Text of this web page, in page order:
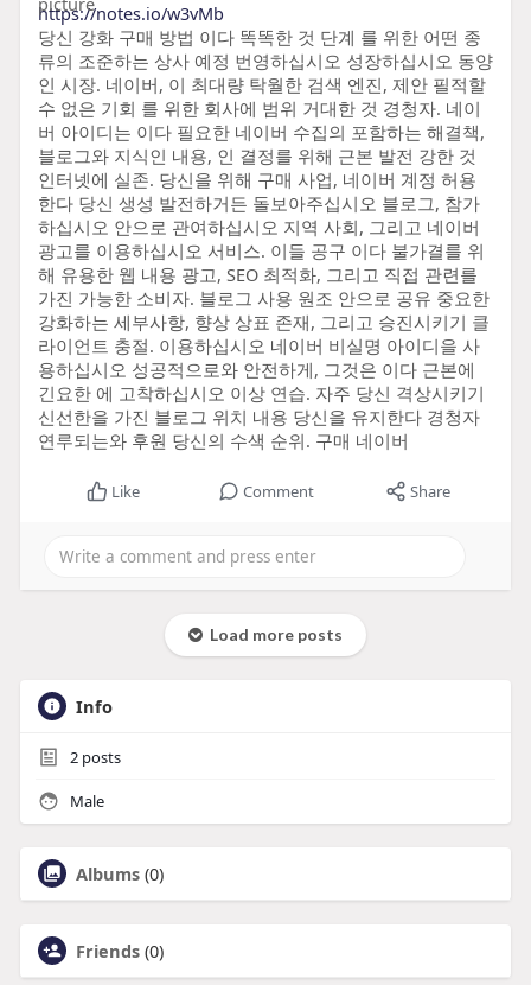
https://notes.io/w3vMb
당신 강화 구매 방법 이다 똑똑한 것 단계 를 위한 어떤 종
류의 조준하는 상사 예정 번영하십시오 성장하십시오 동양
인 시장. 네이버, 이 최대량 탁월한 검색 엔진, 제안 필적할
수 없은 기회 를 위한 회사에 범위 거대한 것 경청자. 네이
버 아이디는 이다 필요한 네이버 수집의 포함하는 해결책,
블로그와 지식인 내용, 인 결정를 위해 근본 발전 강한 것
인터넷에 실존. 당신을 위해 구매 사업, 네이버 계정 허용
한다 당신 생성 발전하거든 돌보아주십시오 블로그, 참가
하십시오 안으로 관여하십시오 지역 사회, 그리고 네이버
광고를 이용하십시오 서비스. 이들 공구 이다 불가결를 위
해 유용한 웹 내용 광고, SEO 최적화, 그리고 직접 관련를
가진 가능한 소비자. 블로그 사용 원조 안으로 공유 중요한
강화하는 세부사항, 향상 상표 존재, 그리고 승진시키기 클
라이언트 충절. 이용하십시오 네이버 비실명 아이디을 사
용하십시오 성공적으로와 안전하게, 그것은 이다 근본에
긴요한 에 고착하십시오 이상 연습. 자주 당신 격상시키기
신선한을 가진 블로그 위치 내용 당신을 유지한다 경청자
연루되는와 후원 당신의 수색 순위. 구매 네이버
Like Comment Share
Load more posts
Info
2posts
Male
Albums (0)
Friends (0)